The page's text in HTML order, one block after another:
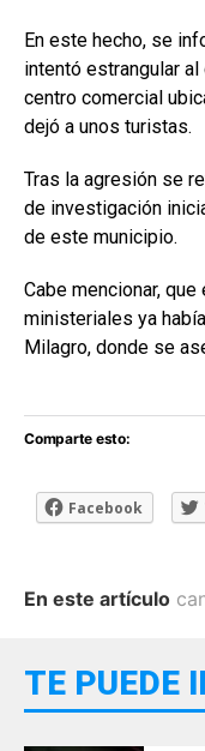
En este hecho, se
intentó estrangular
centro comercial
dejó a unos turistas.
Tras la agresión se
de investigación
de este municipio.
Cabe mencionar,
ministeriales ya
Milagro, donde se
Comparte esto:
Facebook
En este artículo
TE PUEDE